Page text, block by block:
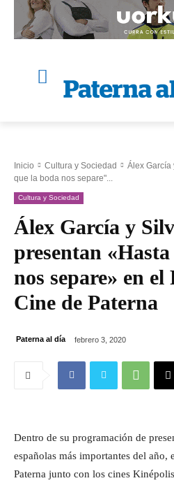
Inicio Cultura y Sociedad
Álex García
que la boda nos separe"...
Cultura y Sociedad
Álex García y
presentan
nos separe» en el
Cine de Paterna
Paterna al día febrero 3, 2020
Dentro de su programación de
españolas más importantes del año,
Paterna junto con los cines